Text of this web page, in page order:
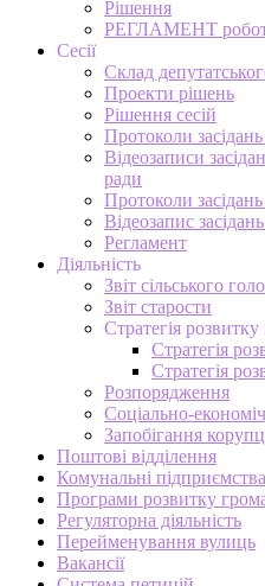
Рішення
РЕГЛАМЕНТ
Сесії
Склад
Проекти рішень
Рішення сесій
Протоколи засідань
Відеозаписи
ради
Протоколи
Відеозапис
Регламент
Діяльність
Звіт сільського
Звіт старости
Стратегія
Стратегія
Стратегія
Розпорядження
Соціально-
Запобігання
Поштові відділення
Комунальні підприємства
Програми розвитку
Регуляторна діяльність
Перейменування вулиць
Вакансії